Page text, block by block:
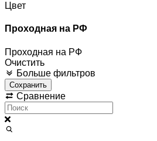
Цвет
Проходная на РФ
Проходная на РФ
Очистить
Больше фильтров
Сохранить
Сравнение